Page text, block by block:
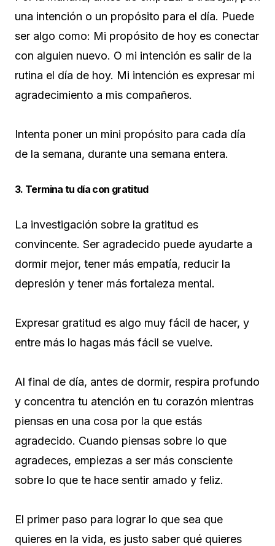
una intención o un propósito para el día. Puede
ser algo como: Mi propósito de hoy es conectar
con alguien nuevo. O mi intención es salir de la
rutina el día de hoy. Mi intención es expresar mi
agradecimiento a mis compañeros.
Intenta poner un mini propósito para cada día
de la semana, durante una semana entera.
3. Termina tu día con gratitud
La investigación sobre la gratitud es
convincente. Ser agradecido puede ayudarte a
dormir mejor, tener más empatía, reducir la
depresión y tener más fortaleza mental.
Expresar gratitud es algo muy fácil de hacer, y
entre más lo hagas más fácil se vuelve.
Al final de día, antes de dormir, respira profundo
y concentra tu atención en tu corazón mientras
piensas en una cosa por la que estás
agradecido. Cuando piensas sobre lo que
agradeces, empiezas a ser más consciente
sobre lo que te hace sentir amado y feliz.
El primer paso para lograr lo que sea que
quieres en la vida, es justo saber qué quieres